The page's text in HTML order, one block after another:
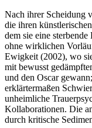
Nach ihrer Scheidung
die ihren
dem sie eine
ohne wirklichen
Ewigkeit (2002), wo
mit bewusst
und den Oscar
erklärtermaßen
unheimliche
Kollaborationen. Die
durch kritische